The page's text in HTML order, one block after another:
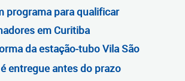
programa para qualificar
em Curitiba
da estação-tubo Vila São
entregue antes do prazo